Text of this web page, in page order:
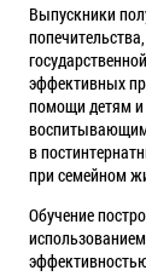
Выпускники
эффективных
помощи детям и
в
при семейном
Обучение